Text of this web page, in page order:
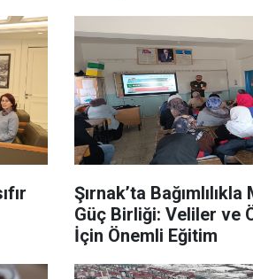
Şırnak’ta
Güç Birliği: Veliler ve
İçin Önemli Eğitim